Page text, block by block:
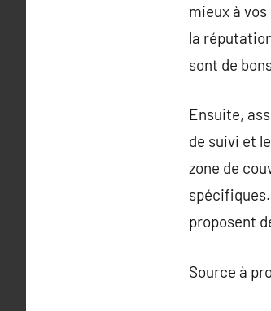
mieux à
la
sont de
Ensuite,
de suivi et
zone de
proposent
Source à